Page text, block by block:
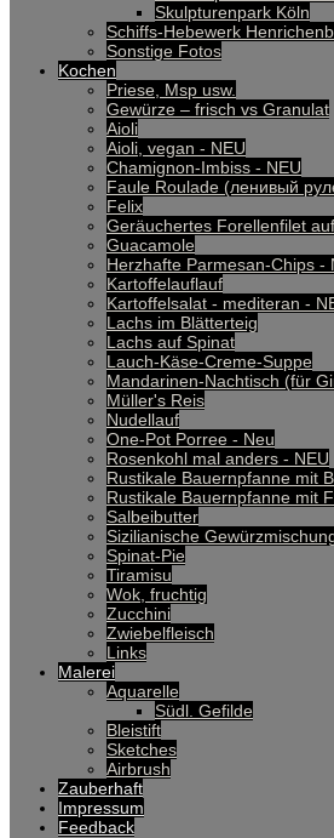
Skulpturenpark Köln
Schiffs-Hebewerk
Sonstige Fotos
Kochen
Priese, Msp usw.
Gewürze – frisch vs Granulat
Aioli
Aioli, vegan - NEU
Chamignon-Imbiss - NEU
Faule Roulade (ленивый
Felix
Geräuchertes Forellenfilet
Guacamole
Herzhafte Parmesan-Chips -
Kartoffelauflauf
Kartoffelsalat - mediteran -
Lachs im Blätterteig
Lachs auf Spinat
Lauch-Käse-Creme-Suppe
Mandarinen-Nachtisch (für
Müller's Reis
Nudellauf
One-Pot Porree - Neu
Rosenkohl mal anders - NEU
Rustikale Bauernpfanne mit
Rustikale Bauernpfanne mit
Salbeibutter
Sizilianische
Spinat-Pie
Tiramisu
Wok, fruchtig
Zucchini
Zwiebelfleisch
Links
Malerei
Aquarelle
Südl. Gefilde
Bleistift
Sketches
Airbrush
Zauberhaft
Impressum
Feedback